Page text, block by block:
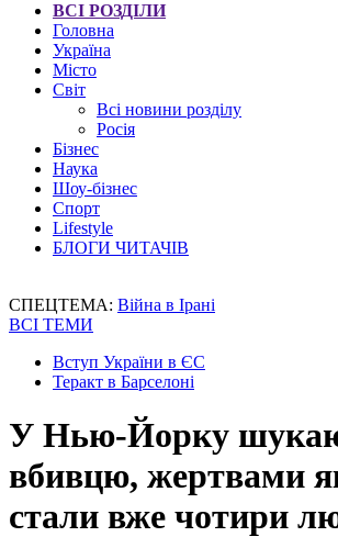
ВСІ РОЗДІЛИ
Головна
Україна
Місто
Світ
Всі новини розділу
Росія
Бізнес
Наука
Шоу-бізнес
Спорт
Lifestyle
БЛОГИ ЧИТАЧІВ
СПЕЦТЕМА: Війна в Ірані
ВСІ ТЕМИ
Вступ України в ЄС
Теракт в Барселоні
У Нью-Йорку
вбивцю, жертвами
стали вже чотири